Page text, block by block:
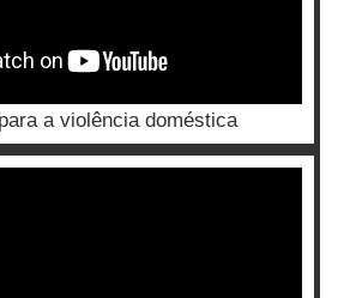
a violência doméstica